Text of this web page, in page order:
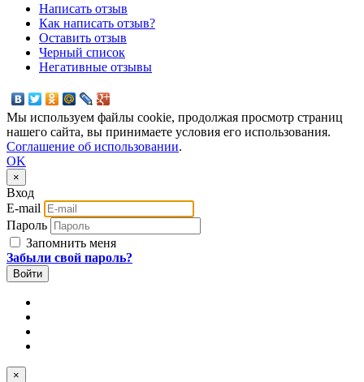
Написать отзыв
Как написать отзыв?
Оставить отзыв
Черный список
Негативные отзывы
Мы используем файлы cookie, продолжая просмотр страниц
нашего сайта, вы принимаете условия его использования.
Соглашение об использовании.
OK
×
Вход
E-mail
Пароль
Запомнить меня
Забыли свой пароль?
×